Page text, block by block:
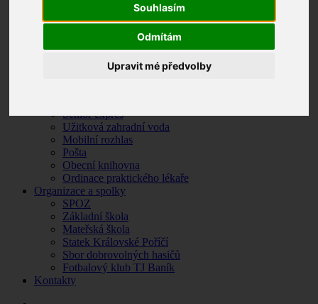
Souhlasím
Odmítám
Upravit mé předvolby
Krizové situace
Základní údaje
Historie obce
Památky a turistické zajímavosti
Senior expres
Užitková zahradní voda
Mobilní rozhlas
Pošta
Obecní knihovna
Ordinace praktického lékaře
Organizace a spolky
SPOZ
Základní škola
Mateřská škola
Statek Královské Poříčí
Sbor dobrovolných hasičů
Fotbalový klub TJ Baník
Kontakty